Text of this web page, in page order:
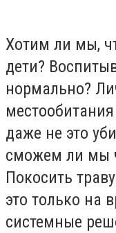
Хотим ли мы,
дети?
нормально?
даже не это
сможем ли мы
Покосить
это только на
системные